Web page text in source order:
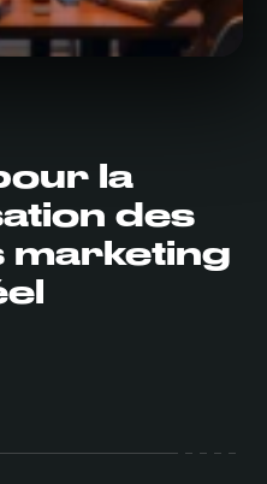
la
des
marketing